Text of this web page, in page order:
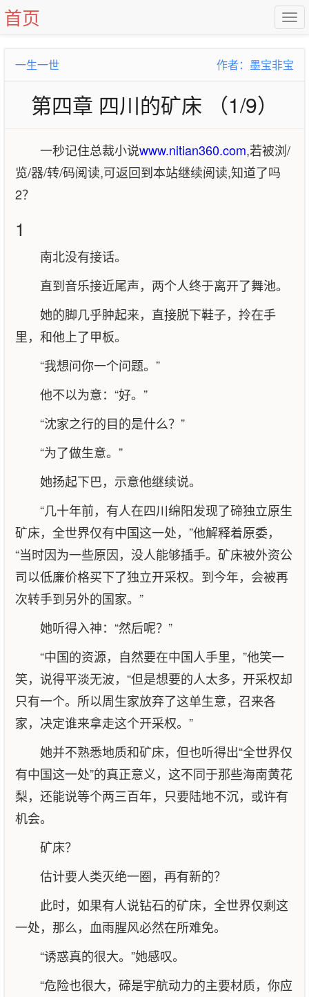
首页
一生一世 作者：墨宝非宝
第四章 四川的矿床 （1/9）
一秒记住总裁小说www.nitian360.com,若被浏/
览/器/转/码阅读,可返回到本站继续阅读,知道了吗
2？
1
南北没有接话。
直到音乐接近尾声，两个人终于离开了舞池。
她的脚几乎肿起来，直接脱下鞋子，拎在手
里，和他上了甲板。
“我想问你一个问题。”
他不以为意：“好。”
“沈家之行的目的是什么？”
“为了做生意。”
她扬起下巴，示意他继续说。
“几十年前，有人在四川绵阳发现了碲独立原生
矿床，全世界仅有中国这一处，”他解释着原委，
“当时因为一些原因，没人能够插手。矿床被外资公
司以低廉价格买下了独立开采权。到今年，会被再
次转手到另外的国家。”
她听得入神：“然后呢？”
“中国的资源，自然要在中国人手里，”他笑一
笑，说得平淡无波，“但是想要的人太多，开采权却
只有一个。所以周生家放弃了这单生意，召来各
家，决定谁来拿走这个开采权。”
她并不熟悉地质和矿床，但也听得出“全世界仅
有中国这一处”的真正意义，这不同于那些海南黄花
梨，还能说等个两三百年，只要陆地不沉，或许有
机会。
矿床？
估计要人类灭绝一圈，再有新的？
此时，如果有人说钻石的矿床，全世界仅剩这
一处，那么，血雨腥风必然在所难免。
“诱惑真的很大。”她感叹。
“危险也很大，碲是宇航动力的主要材质，你应